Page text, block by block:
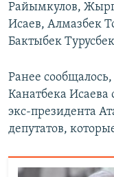
Райымкулов,
Исаев, Алмазбек
Бактыбек
Ранее
Канатбека
экс-президента
депутатов,